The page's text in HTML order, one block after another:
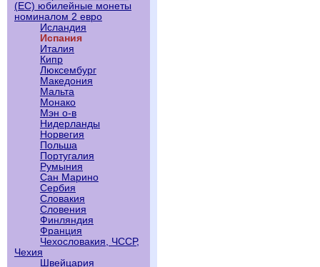
(ЕС) юбилейные монеты
номиналом 2 евро
Исландия
Испания
Италия
Кипр
Люксембург
Македония
Мальта
Монако
Мэн о-в
Нидерланды
Норвегия
Польша
Португалия
Румыния
Сан Марино
Сербия
Словакия
Словения
Финляндия
Франция
Чехословакия, ЧССР,
Чехия
Швейцария